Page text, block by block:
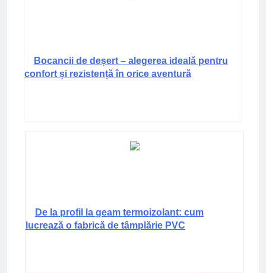
Bocancii de deșert – alegerea ideală pentru
confort și rezistență în orice aventură
De la profil la geam termoizolant: cum
lucrează o fabrică de tâmplărie PVC